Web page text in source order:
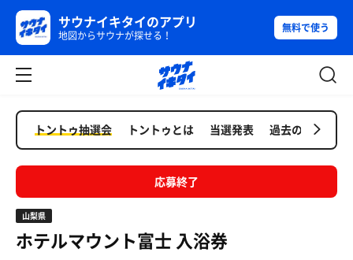
サウナイキタイのアプリ
地図からサウナが探せる！
無料で使う
トントゥ抽選会 トントゥとは 当選発表 過去の抽選会
応募終了
山梨県
ホテルマウント富士 入浴券